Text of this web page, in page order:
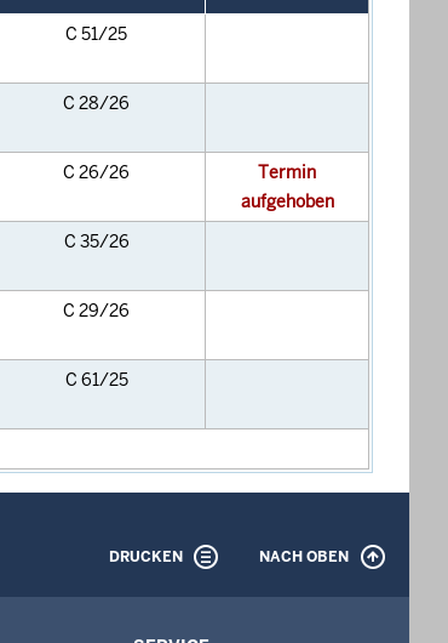
C 51/25
C 28/26
C 26/26
Termin
aufgehoben
C 35/26
C 29/26
C 61/25
DRUCKEN NACH OBEN